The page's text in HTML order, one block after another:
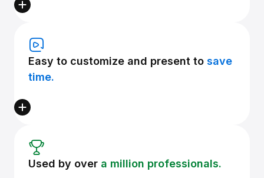
Easy to customize and present to save
time.
Used by over a million professionals.